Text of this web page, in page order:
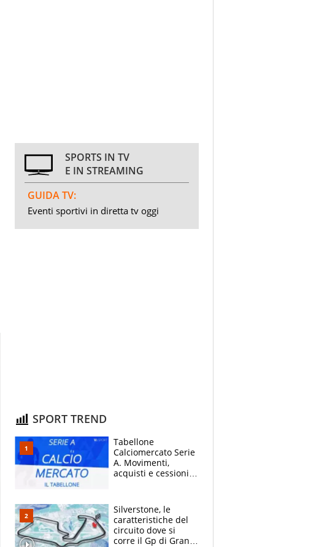
SPORTS IN TV
E IN STREAMING
GUIDA TV:
Eventi sportivi in diretta tv oggi
SPORT TREND
Tabellone
Calciomercato Serie
A. Movimenti,
acquisti e cessioni:
Silverstone, le
caratteristiche del
circuito dove si
corre il Gp di Gran